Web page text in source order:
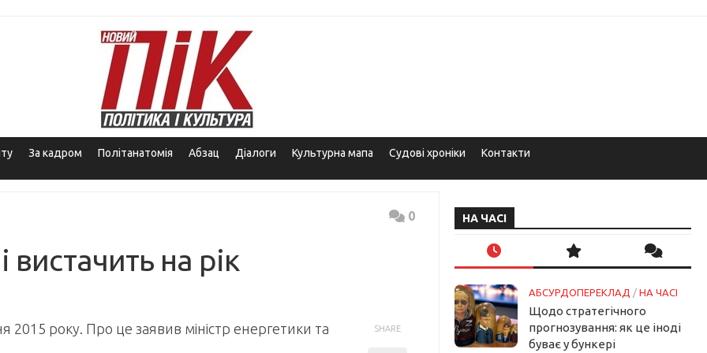
За кадром Політанатомія Абзац Діалоги Культурна мапа Судові хроніки Контакти
0
вистачить на рік
року. Про це заявив міністр енергетики та
SHARE
НА ЧАСІ
АБСУРДОПЕРЕКЛАД / НА ЧАСІ
Щодо стратегічного
прогнозування: як це іноді
буває у бункері